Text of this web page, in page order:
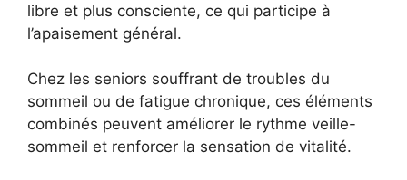
libre et plus consciente, ce qui participe à
l’apaisement général.
Chez les seniors souffrant de troubles du
sommeil ou de fatigue chronique, ces éléments
combinés peuvent améliorer le rythme veille-
sommeil et renforcer la sensation de vitalité.